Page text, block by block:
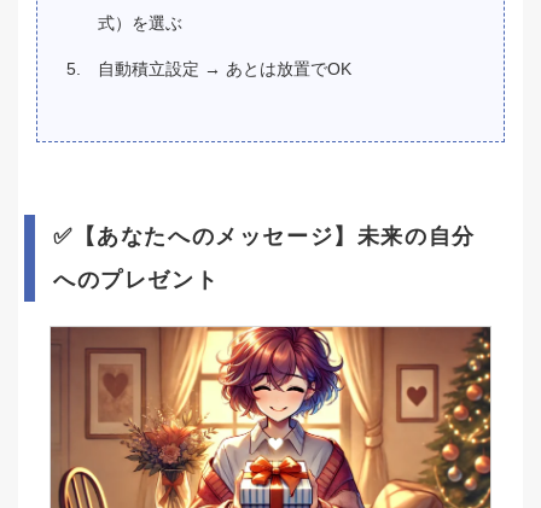
式）を選ぶ
自動積立設定 → あとは放置でOK
✅【あなたへのメッセージ】未来の自分
へのプレゼント